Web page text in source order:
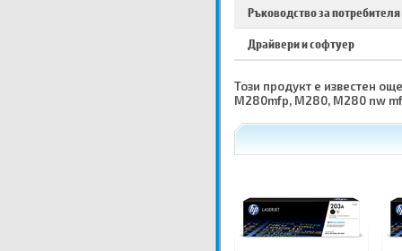
Ръководство за потребителя
Драйвери и софтуер
Този продукт е известен
M280mfp, M280, M280 nw